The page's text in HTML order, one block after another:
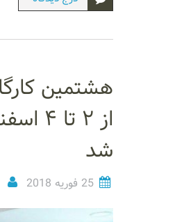
شد
25 فوریه 2018